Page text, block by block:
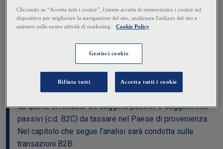
23 Luglio 2024 Vincenzo Cristiano
Gli scambi intracomunitari comprendono le operazioni
che intercorrono tra soggetti di diversi Stati membri
dell’Unione europea. La disciplina, contenuta nel DL
passivi (c.d. B2B), per le quali prevede il principio
generale della tassazione nel Paese di destinazione,
da quelle effettuate tra soggetti passivi e soggetti non
passivi (c.d. B2C) da tassare nel Paese di provenienza.
Nel capitolo che segue l’analisi sarà condotta sulle
transazioni B2B.